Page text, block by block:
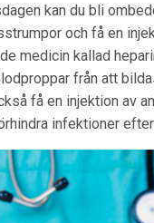
kan du bli
och få en
medicin kallad
från att
få en injektion av
infektioner